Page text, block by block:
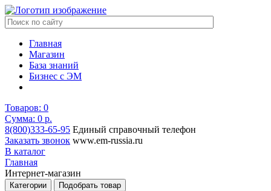
Главная
Магазин
База знаний
Бизнес с ЭМ
Товаров: 0
Сумма: 0 р.
8(800)333-65-95 Единый справочный телефон
Заказать звонок www.em-russia.ru
В каталог
Главная
Интернет-магазин
Категории Подобрать товар